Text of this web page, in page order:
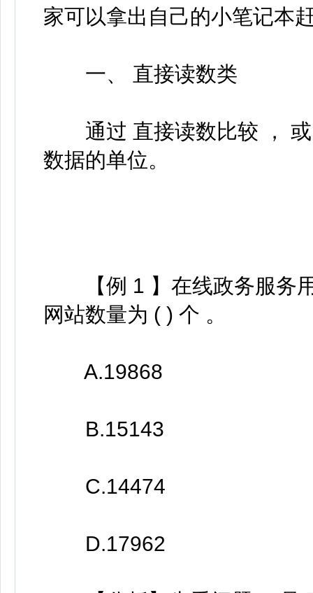
家可以拿出自己的小笔记本
一、 直接读数类
通过 直接读数比较 ， 或
数据的单位。
【例 1 】在线政务服务用
网站数量为 ( ) 个 。
A.19868
B.15143
C.14474
D.17962